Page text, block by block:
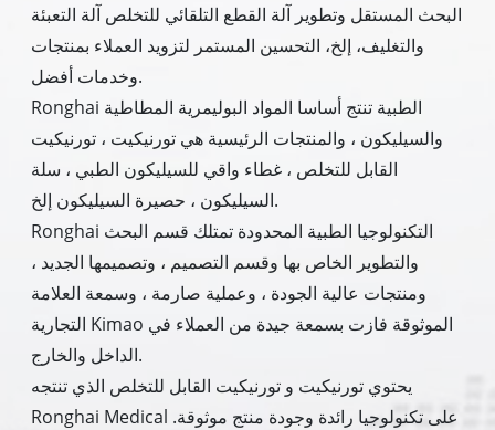
البحث المستقل وتطوير آلة القطع التلقائي للتخلص آلة التعبئة
والتغليف، إلخ، التحسين المستمر لتزويد العملاء بمنتجات
وخدمات أفضل.
Ronghai الطبية تنتج أساسا المواد البوليمرية المطاطية
والسيليكون ، والمنتجات الرئيسية هي تورنيكيت ، تورنيكيت
القابل للتخلص ، غطاء واقي للسيليكون الطبي ، سلة
السيليكون ، حصيرة السيليكون إلخ.
Ronghai التكنولوجيا الطبية المحدودة تمتلك قسم البحث
والتطوير الخاص بها وقسم التصميم ، وتصميمها الجديد ،
ومنتجات عالية الجودة ، وعملية صارمة ، وسمعة العلامة
التجارية Kimao الموثوقة فازت بسمعة جيدة من العملاء في
الداخل والخارج.
يحتوي تورنيكيت و تورنيكيت القابل للتخلص الذي تنتجه
Ronghai Medical على تكنولوجيا رائدة وجودة منتج موثوقة.